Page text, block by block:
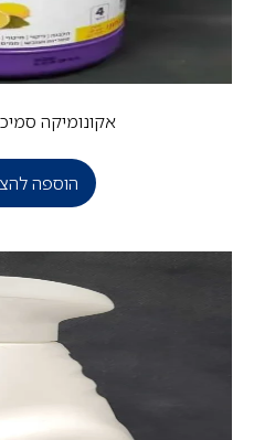
אקונומיקה סמיכה 4 ליטר טאצ'
הוספה להצעת